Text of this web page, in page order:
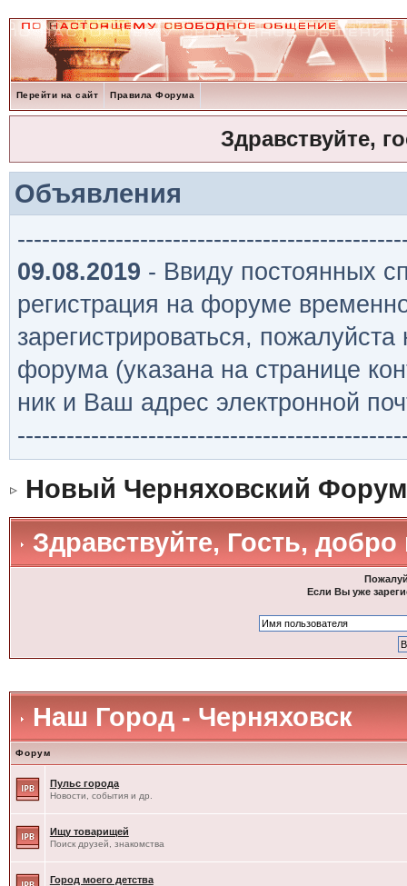
Перейти на сайт Правила Форума
Здравствуйте,
Объявления
09.08.2019 - Ввиду постоянных
регистрация на форуме
зарегистрироваться,
форума (указана на странице
ник и Ваш адрес электронной
Новый Черняховский Форум
Здравствуйте, Гость,
Если Вы уже
Наш Город - Черняховск
Форум
Пульс города
Новости, события и др.
Ищу товарищей
Поиск друзей, знакомства
Город моего детства